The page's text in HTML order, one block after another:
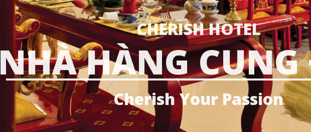
NHÀ HÀNG
CHERISH HOTEL
Cherish Your Passion